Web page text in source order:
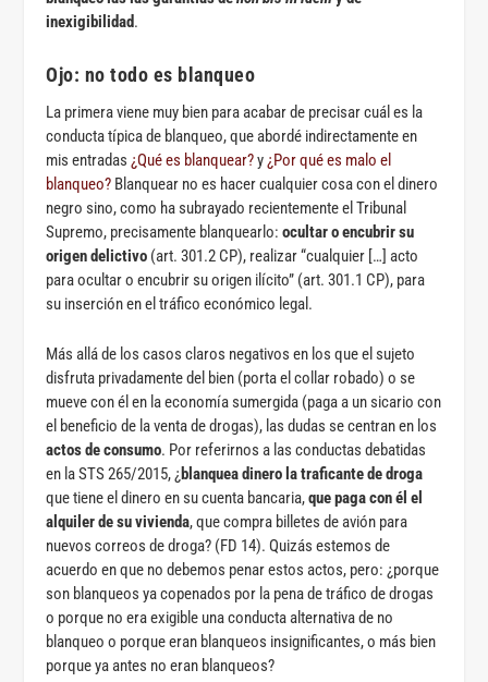
inexigibilidad.
Ojo: no todo es blanqueo
La primera viene muy bien para acabar de precisar cuál es la
conducta típica de blanqueo, que abordé indirectamente en
mis entradas ¿Qué es blanquear?y ¿Por qué es malo el
blanqueo? Blanquear no es hacer cualquier cosa con el dinero
negro sino, como ha subrayado recientemente el Tribunal
Supremo, precisamente blanquearlo:ocultar o encubrir su
origen delictivo (art. 301.2 CP), realizar “cualquier […] acto
para ocultar o encubrir su origen ilícito” (art. 301.1 CP), para
su inserción en el tráfico económico legal.
Más allá de los casos claros negativos en los que el sujeto
disfruta privadamente del bien (porta el collar robado) o se
mueve con él en la economía sumergida (paga a un sicario con
el beneficio de la venta de drogas), las dudas se centran en los
actos de consumo. Por referirnos a las conductas debatidas
en la STS 265/2015, ¿ blanquea dinero la traficante de droga
que tiene el dinero en su cuenta bancaria,que paga con él el
alquiler de su vivienda, que compra billetes de avión para
nuevos correos de droga? (FD 14). Quizás estemos de
acuerdo en que no debemos penar estos actos, pero: ¿porque
son blanqueos ya copenados por la pena de tráfico de drogas
o porque no era exigible una conducta alternativa de no
blanqueo o porque eran blanqueos insignificantes, o más bien
porque ya antes no eran blanqueos?